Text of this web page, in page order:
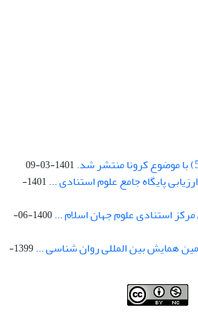
1401-03-09
1401-
1400-06-
همایش بین المللی روان شناسی ...
1399-